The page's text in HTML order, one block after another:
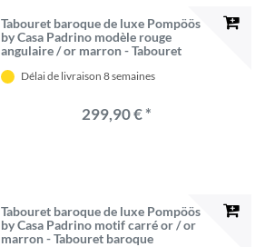
Tabouret baroque de luxe Pompöös
by Casa Padrino modèle rouge
angulaire / or marron - Tabouret
Harald Glööckler
Délai de livraison 8 semaines
299,90 € *
Tabouret baroque de luxe Pompöös
by Casa Padrino motif carré or / or
marron - Tabouret baroque